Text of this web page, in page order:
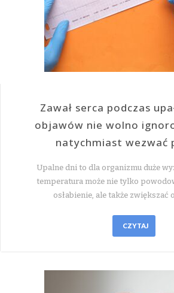
Zawał serca podczas
objawów nie wolno
natychmiast wezwać
Upalne dni to dla organizmu duże
temperatura może nie tylko
osłabienie, ale także zwiększać
CZYTAJ